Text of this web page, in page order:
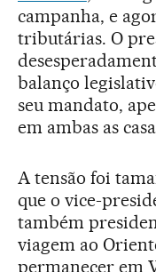
campanha, e
tributárias. O
balanço
seu mandato,
em ambas as
A tensão foi
que o vice-
também
viagem ao
permanecer em